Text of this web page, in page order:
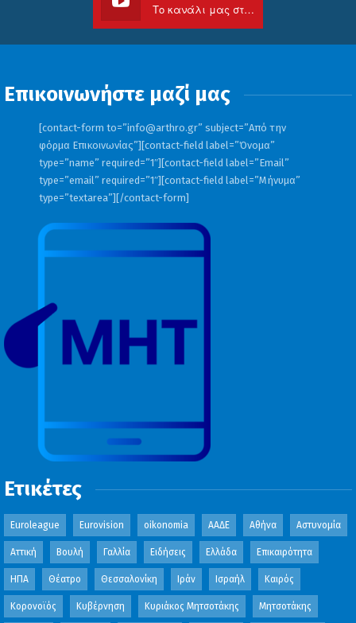
Το κανάλι μας στο Youtube
Επικοινωνήστε μαζί μας
[contact-form to=”info@arthro.gr” subject=”Από την
φόρμα Επικοινωνίας”][contact-field label=”Όνομα”
type=”name” required=”1″][contact-field label=”Email”
type=”email” required=”1″][contact-field label=”Μήνυμα”
type=”textarea”][/contact-form]
Ετικέτες
Euroleague Eurovision oikonomia ΑΑΔΕ Αθήνα Αστυνομία
Αττική Βουλή Γαλλία Ειδήσεις Ελλάδα Επικαιρότητα
ΗΠΑ Θέατρο Θεσσαλονίκη Ιράν Ισραήλ Καιρός
Κορονοϊός Κυβέρνηση Κυριάκος Μητσοτάκης Μητσοτάκης